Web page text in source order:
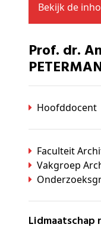
Bekijk de
Prof. dr. Ann
Hoofddocent
Faculteit
Vakgroep
Lidmaatschap